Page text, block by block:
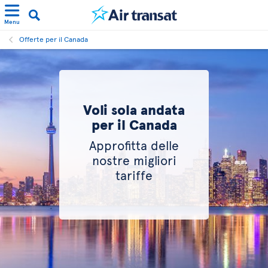
Menu
Offerte per il Canada
Voli sola andata
per il Canada
Approfitta delle
nostre migliori
tariffe